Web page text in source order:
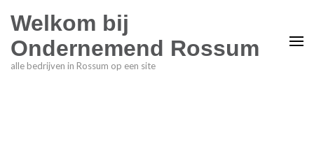
Welkom bij
Ondernemend Rossum
alle bedrijven in Rossum op een site